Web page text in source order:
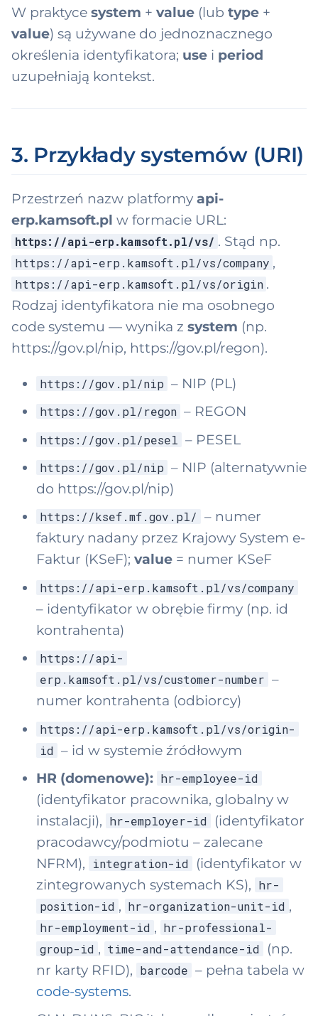
W praktyce system + value (lub type +
value) są używane do jednoznacznego
określenia identyfikatora; use i period
uzupełniają kontekst.
3. Przykłady systemów (URI)
Przestrzeń nazw platformy api-
erp.kamsoft.pl w formacie URL:
https://api-erp.kamsoft.pl/vs/ . Stąd np.
https://api-erp.kamsoft.pl/vs/company ,
https://api-erp.kamsoft.pl/vs/origin .
Rodzaj identyfikatora nie ma osobnego
code systemu — wynika z system (np.
https://gov.pl/nip, https://gov.pl/regon).
https://gov.pl/nip – NIP (PL)
https://gov.pl/regon – REGON
https://gov.pl/pesel – PESEL
https://gov.pl/nip – NIP (alternatywnie
do https://gov.pl/nip)
https://ksef.mf.gov.pl/ – numer
faktury nadany przez Krajowy System e-
Faktur (KSeF);value = numer KSeF
https://api-erp.kamsoft.pl/vs/company
– identyfikator w obrębie firmy (np. id
kontrahenta)
https://api-
erp.kamsoft.pl/vs/customer-number –
numer kontrahenta (odbiorcy)
https://api-erp.kamsoft.pl/vs/origin-
id – id w systemie źródłowym
HR (domenowe): hr-employee-id
(identyfikator pracownika, globalny w
instalacji), hr-employer-id
(identyfikator
pracodawcy/podmiotu – zalecane
NFRM),
integration-id
(identyfikator w
zintegrowanych systemach KS), hr-
position-id , hr-organization-unit-id ,
hr-employment-id , hr-professional-
group-id , time-and-attendance-id
(np.
nr karty RFID), barcode – pełna tabela w
code-systems.